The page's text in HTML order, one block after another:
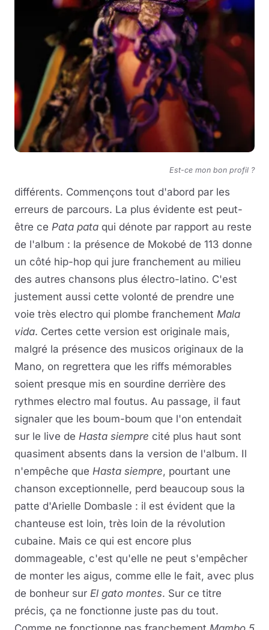
Est-ce mon bon profil ?
différents. Commençons tout d'abord par les
erreurs de parcours. La plus évidente est peut-
être ce Pata pata qui dénote par rapport au reste
de l'album : la présence de Mokobé de 113 donne
un côté hip-hop qui jure franchement au milieu
des autres chansons plus électro-latino. C'est
justement aussi cette volonté de prendre une
voie très electro qui plombe franchement Mala
vida. Certes cette version est originale mais,
malgré la présence des musicos originaux de la
Mano, on regrettera que les riffs mémorables
soient presque mis en sourdine derrière des
rythmes electro mal foutus. Au passage, il faut
signaler que les boum-boum que l'on entendait
sur le live de Hasta siempre cité plus haut sont
quasiment absents dans la version de l'album. Il
n'empêche que Hasta siempre, pourtant une
chanson exceptionnelle, perd beaucoup sous la
patte d'Arielle Dombasle : il est évident que la
chanteuse est loin, très loin de la révolution
cubaine. Mais ce qui est encore plus
dommageable, c'est qu'elle ne peut s'empêcher
de monter les aigus, comme elle le fait, avec plus
de bonheur sur El gato montes. Sur ce titre
précis, ça ne fonctionne juste pas du tout.